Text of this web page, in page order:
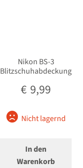
Nikon BS-3
Blitzschuhabdeckung
€ 9,99
Nicht lagernd
In den
Warenkorb